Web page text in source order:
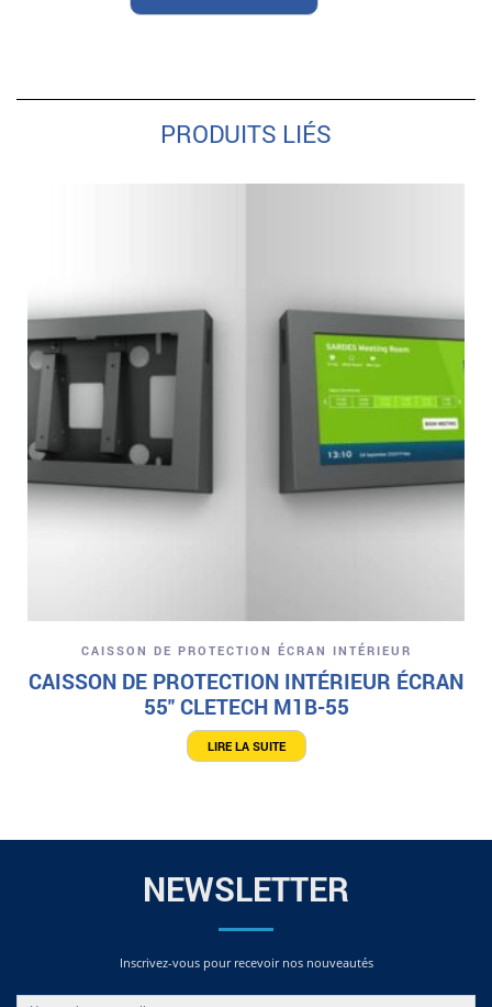
PRODUITS LIÉS
CAISSON DE PROTECTION ÉCRAN INTÉRIEUR
CAISSON DE PROTECTION INTÉRIEUR ÉCRAN
55″ CLETECH M1B-55
LIRE LA SUITE
NEWSLETTER
Inscrivez-vous pour recevoir nos nouveautés